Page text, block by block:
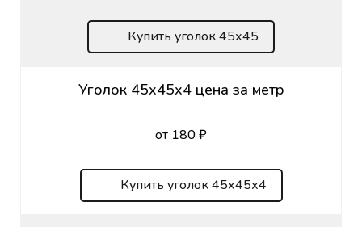
Купить уголок 45х45
Уголок 45х45х4 цена за метр
от 180 ₽
Купить уголок 45х45х4